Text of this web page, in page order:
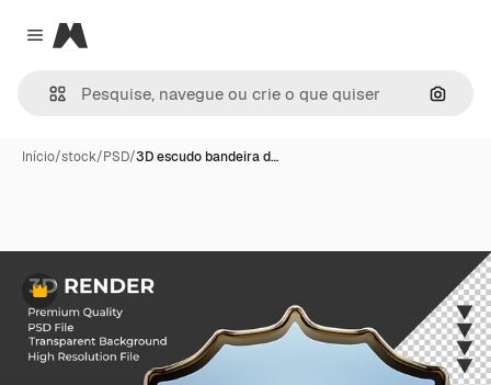
Close menu
Magnific
Início/stock/PSD/3D escudo bandeira d…
Premium